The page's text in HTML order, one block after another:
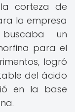
corteza de
la empresa
un
para el
logró
del ácido
en la base